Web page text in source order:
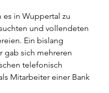
es in Wuppertal zu
und vollendeten
Ein bislang
gab sich mehreren
telefonisch
Mitarbeiter einer Bank